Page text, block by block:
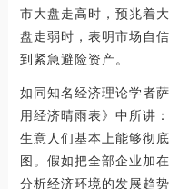
市大盘走高时，预兆着
盘走弱时，表明市场自
到紧急避险资产。
如同知名经济理论学者
用经济晴雨表》中所讲
生意人们基本上能够彻
图。假如把全部企业加
分析经济环境的发展趋势